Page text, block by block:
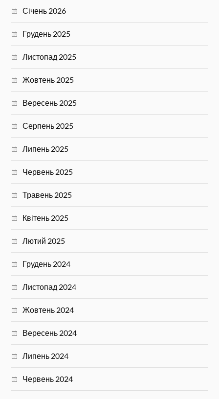
Січень 2026
Грудень 2025
Листопад 2025
Жовтень 2025
Вересень 2025
Серпень 2025
Липень 2025
Червень 2025
Травень 2025
Квітень 2025
Лютий 2025
Грудень 2024
Листопад 2024
Жовтень 2024
Вересень 2024
Липень 2024
Червень 2024